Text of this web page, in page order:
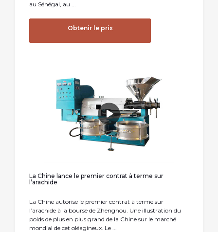
au Sénégal, au ...
Obtenir le prix
La Chine lance le premier contrat à terme sur
l’arachide
La Chine autorise le premier contrat à terme sur
l’arachide à la bourse de Zhenghou. Une illustration du
poids de plus en plus grand de la Chine sur le marché
mondial de cet oléagineux. Le ...